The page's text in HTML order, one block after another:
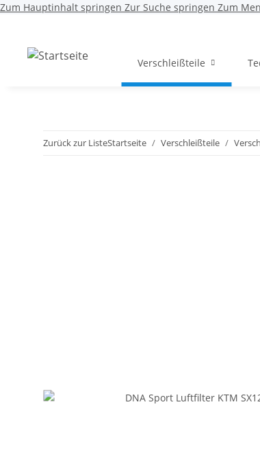
Zum Hauptinhalt springen Zur Suche springen Zum
Verschleißteile
Zurück zur ListeStartseite Verschleißteile